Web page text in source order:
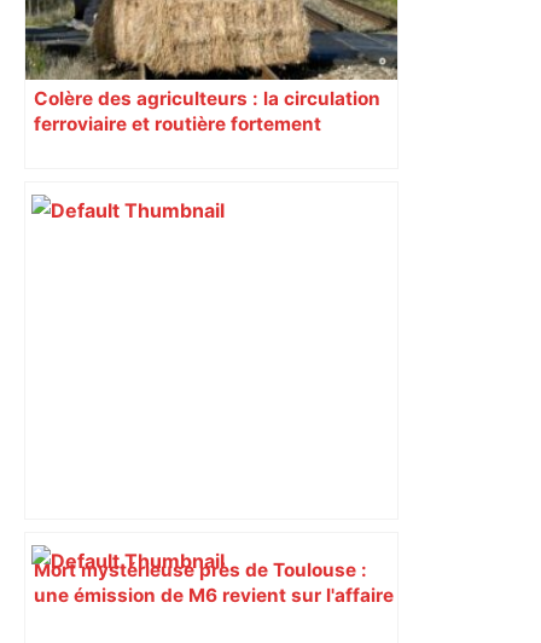
Colère des agriculteurs : la circulation
ferroviaire et routière fortement
Mort mystérieuse près de Toulouse :
une émission de M6 revient sur l'affaire